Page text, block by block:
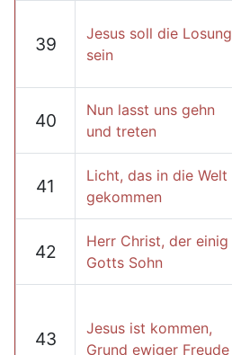
39
Jesus soll die Losung
sein
40
Nun lasst uns gehn
und treten
41
Licht, das in die Welt
gekommen
42
Herr Christ, der einig
Gotts Sohn
43
Jesus ist kommen,
Grund ewiger Freude